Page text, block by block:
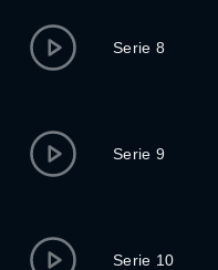
Serie 8
Serie 9
Serie 10